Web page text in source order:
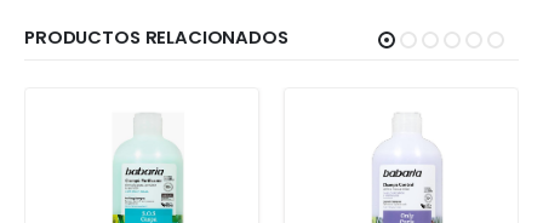
PRODUCTOS RELACIONADOS